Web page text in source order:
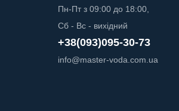
Пн-Пт з 09:00 до 18:00,
Сб - Вс - вихідний
+38(093)095-30-73
info@master-voda.com.ua